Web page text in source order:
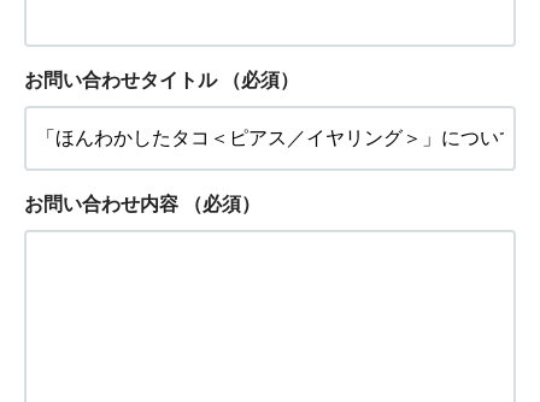
お問い合わせタイトル （必須）
お問い合わせ内容 （必須）